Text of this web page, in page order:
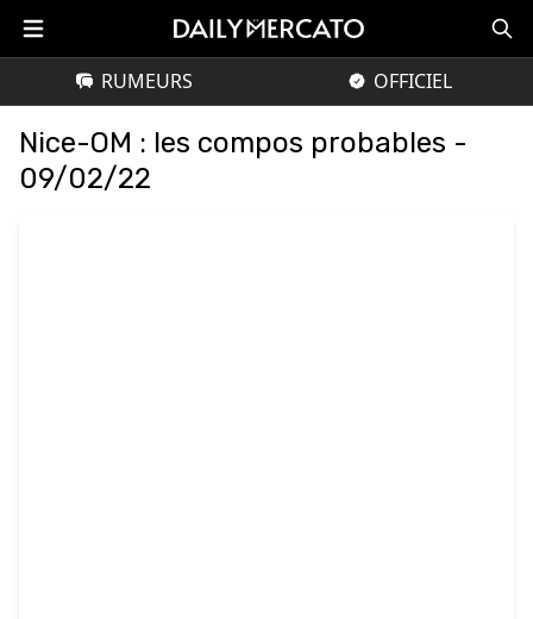
RUMEURS OFFICIEL
Nice-OM : les compos probables -
09/02/22